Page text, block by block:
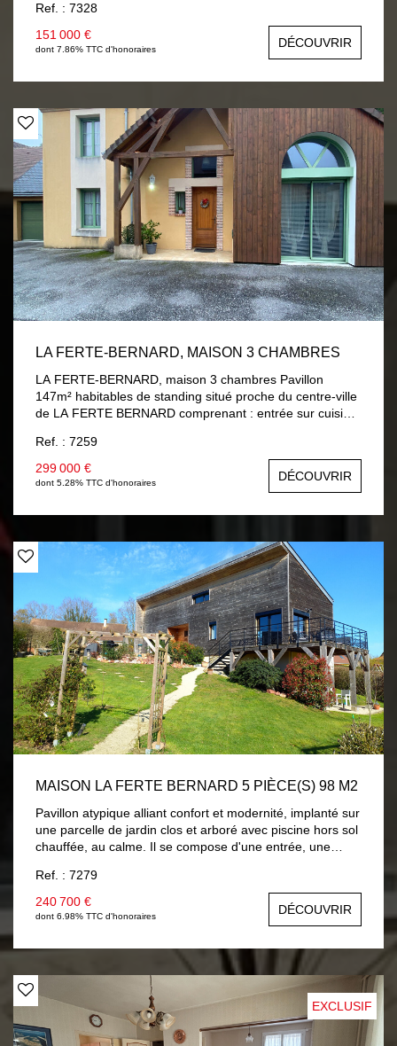
cave. Chauffage central gaz de ville, double vitrage bois.
Terrain 750 m² clos et arboré.
Ref. : 7328
151 000 €
dont 7.86% TTC d'honoraires DÉCOUVRIR
LA FERTE-BERNARD, MAISON 3 CHAMBRES
LA FERTE-BERNARD, maison 3 chambres Pavillon
147m² habitables de standing situé proche du centre-ville
de LA FERTE BERNARD comprenant : entrée sur cuisine
chambre, salle d'eau, wc, lingerie, garage avec porte
électrique. A l'étage : palier, deux chambres dont une
avec mezzanine, salle de bains avec douche, wc.
Chauffage gaz de ville au sol au rez-de-chaussée et
radiateur à l'étage, double vitrage et volets roulants
Ref. : 7259
299 000 €
dont 5.28% TTC d'honoraires DÉCOUVRIR
MAISON LA FERTE BERNARD 5 PIÈCE(S) 98 M2
Pavillon atypique alliant confort et modernité, implanté sur
une parcelle de jardin clos et arboré avec piscine hors sol
chauffée, au calme. Il se compose d'une entrée, une
vous accédez sur une terrasse surplombant le jardin avec
vue sur campagne, dégagement distribuant : chambre ,
salle d'eau, wc avec lave-mains. Une mezzanine accueille
un salon cosy, chambre mansardée , salle de bains et wc.
En rez-de-jardin : pièce à usage de chambre ou salon
d'été avec placards, un bureau et lingerie. En côté :
garage . Chauffage par plancher chauffant électrique et
climatisation réversible. Volets roulants solaires. A
découvrir...
Ref. : 7279
240 700 €
dont 6.98% TTC d'honoraires DÉCOUVRIR
EXCLUSIF